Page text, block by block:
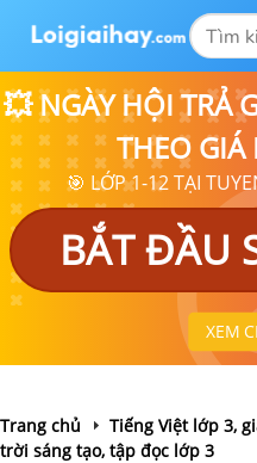
💥 NGÀY HỘI TRẢ
THEO GIÁ
🎯 LỚP 1-12 TẠI
BẮT ĐẦU
XEM
Trang chủ
Tiếng Việt lớp 3,
trời sáng tạo, tập đọc lớp 3